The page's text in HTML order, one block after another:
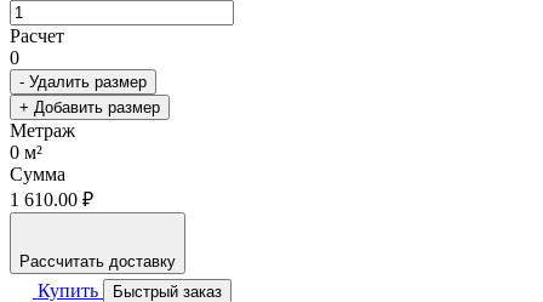
Расчет
0
- Удалить размер
+ Добавить размер
Метраж
0 м²
Сумма
1 610.00 ₽
Рассчитать доставку
Купить Быстрый заказ